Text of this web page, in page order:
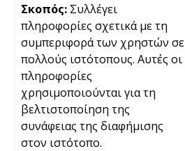
Συλλέγει
πληροφορίες σχετικά με τη
συμπεριφορά των χρηστών σε
πολλούς ιστότοπους. Αυτές οι
πληροφορίες
χρησιμοποιούνται για τη
βελτιστοποίηση της
συνάφειας της διαφήμισης
στον ιστότοπο.